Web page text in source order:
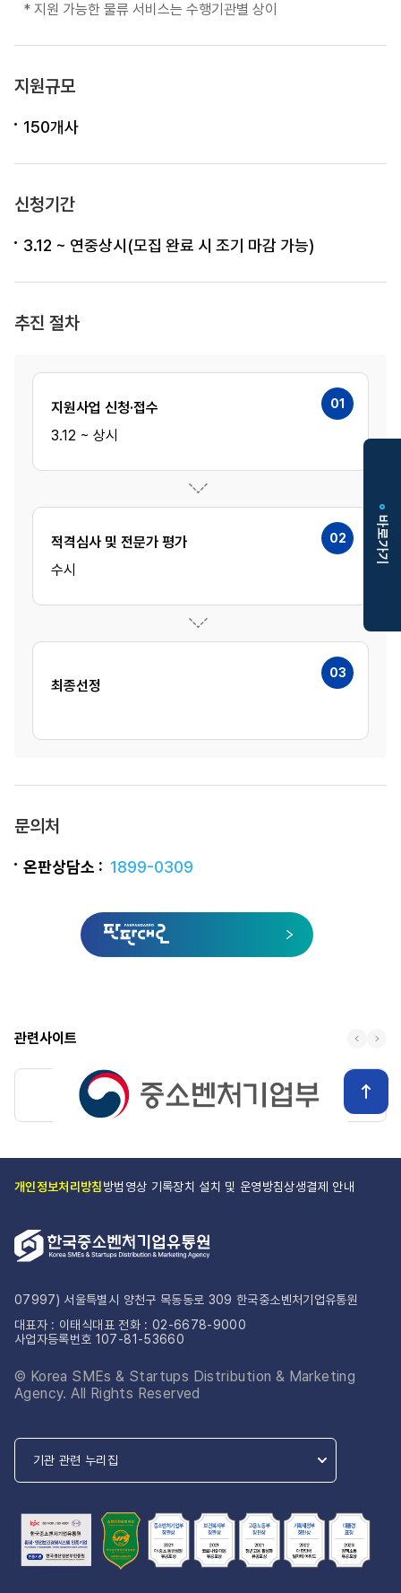
지원 가능한 물류 서비스는 수행기관별 상이
지원규모
150개사
신청기간
3.12 ~ 연중상시(모집 완료 시 조기 마감 가능)
추진 절차
01
지원사업 신청·접수
3.12 ~ 상시
02
적격심사 및 전문가 평가
수시
03
최종선정
문의처
온판상담소 : 1899-0309
관련사이트
개인정보처리방침방범영상 기록장치 설치 및 운영방침상생결제 안내
07997) 서울특별시 양천구 목동동로 309 한국중소벤처기업유통원
대표자 : 이태식대표 전화 : 02-6678-9000
사업자등록번호 107-81-53660
© Korea SMEs & Startups Distribution & Marketing
Agency. All Rights Reserved
바로가기